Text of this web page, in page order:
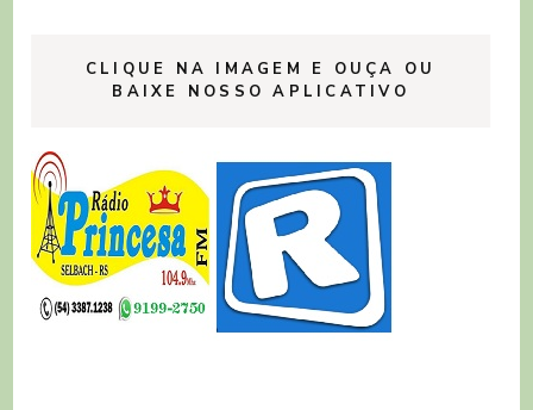
CLIQUE NA IMAGEM E OUÇA OU
BAIXE NOSSO APLICATIVO